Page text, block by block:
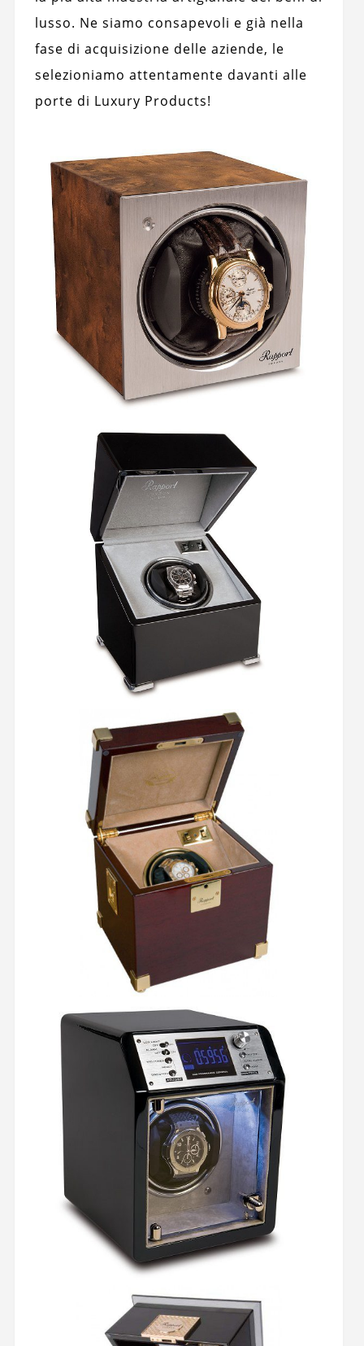
lusso. Ne siamo consapevoli e già nella
fase di acquisizione delle aziende, le
selezioniamo attentamente davanti alle
porte di Luxury Products!